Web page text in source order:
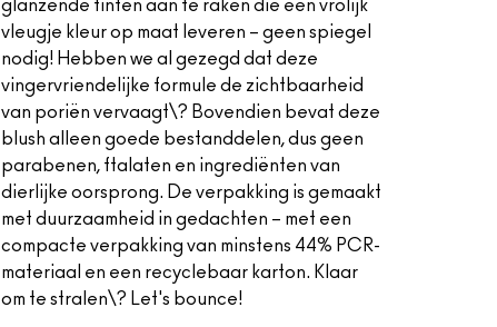
glanzende tinten aan te raken die een vrolijk
vleugje kleur op maat leveren – geen spiegel
nodig! Hebben we al gezegd dat deze
vingervriendelijke formule de zichtbaarheid
van poriën vervaagt\? Bovendien bevat deze
blush alleen goede bestanddelen, dus geen
parabenen, ftalaten en ingrediënten van
dierlijke oorsprong. De verpakking is gemaakt
met duurzaamheid in gedachten – met een
compacte verpakking van minstens 44% PCR-
materiaal en een recyclebaar karton. Klaar
om te stralen\? Let's bounce!